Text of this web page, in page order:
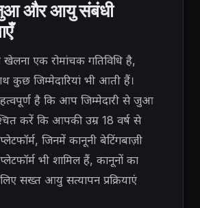
जुआ और आयु संबंधी
एक रोमांचक गतिविधि है,
कुछ जिम्मेदारियां भी आती हैं।
है कि आप जिम्मेदारी से जुआ
करें कि आपकी उम्र 18 वर्ष से
जिनमें कानूनी बेटिंगबाज़ी
भी शामिल हैं, कानूनों का
सख्त आयु सत्यापन प्रक्रियाएं